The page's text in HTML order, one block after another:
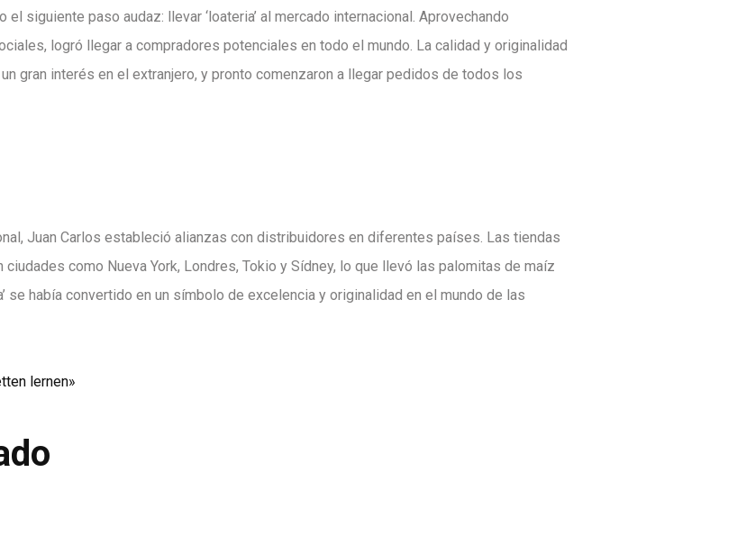
siguiente paso audaz: llevar ‘loateria’ al mercado internacional. Aprovechando
logró llegar a compradores potenciales en todo el mundo. La calidad y originalidad
gran interés en el extranjero, y pronto comenzaron a llegar pedidos de todos los
Juan Carlos estableció alianzas con distribuidores en diferentes países. Las tiendas
ciudades como Nueva York, Londres, Tokio y Sídney, lo que llevó las palomitas de maíz
se había convertido en un símbolo de excelencia y originalidad en el mundo de las
lernen»